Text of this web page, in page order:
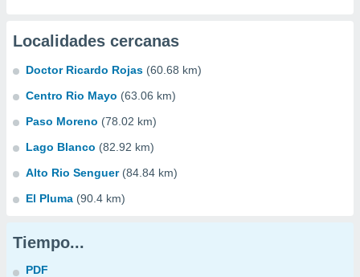
Localidades cercanas
Doctor Ricardo Rojas (60.68 km)
Centro Rio Mayo (63.06 km)
Paso Moreno (78.02 km)
Lago Blanco (82.92 km)
Alto Rio Senguer (84.84 km)
El Pluma (90.4 km)
Tiempo...
PDF